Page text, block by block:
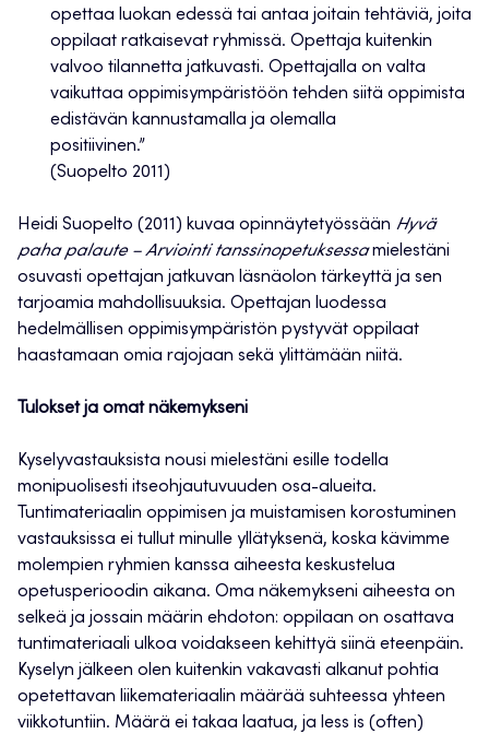
opettaa luokan edessä tai antaa joitain tehtäviä, joita
oppilaat ratkaisevat ryhmissä. Opettaja kuitenkin
valvoo tilannetta jatkuvasti. Opettajalla on valta
vaikuttaa oppimisympäristöön tehden siitä oppimista
edistävän kannustamalla ja olemalla
positiivinen.”
(Suopelto 2011)
Heidi Suopelto (2011) kuvaa opinnäytetyössään Hyvä
paha palaute – Arviointi tanssinopetuksessamielestäni
osuvasti opettajan jatkuvan läsnäolon tärkeyttä ja sen
tarjoamia mahdollisuuksia. Opettajan luodessa
hedelmällisen oppimisympäristön pystyvät oppilaat
haastamaan omia rajojaan sekä ylittämään niitä.
Tulokset ja omat näkemykseni
Kyselyvastauksista nousi mielestäni esille todella
monipuolisesti itseohjautuvuuden osa-alueita.
Tuntimateriaalin oppimisen ja muistamisen korostuminen
vastauksissa ei tullut minulle yllätyksenä, koska kävimme
molempien ryhmien kanssa aiheesta keskustelua
opetusperioodin aikana. Oma näkemykseni aiheesta on
selkeä ja jossain määrin ehdoton: oppilaan on osattava
tuntimateriaali ulkoa voidakseen kehittyä siinä eteenpäin.
Kyselyn jälkeen olen kuitenkin vakavasti alkanut pohtia
opetettavan liikemateriaalin määrää suhteessa yhteen
viikkotuntiin. Määrä ei takaa laatua, ja less is (often)